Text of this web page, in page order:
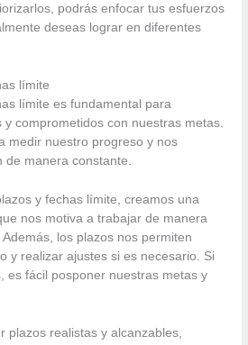
podrás enfocar tus esfuerzos
deseas lograr en diferentes
límite
límite es fundamental para
comprometidos con nuestras metas.
medir nuestro progreso y nos
manera constante.
y fechas límite, creamos una
nos motiva a trabajar de manera
los plazos nos permiten
y realizar ajustes si es necesario. Si
es fácil posponer nuestras metas y
plazos realistas y alcanzables,